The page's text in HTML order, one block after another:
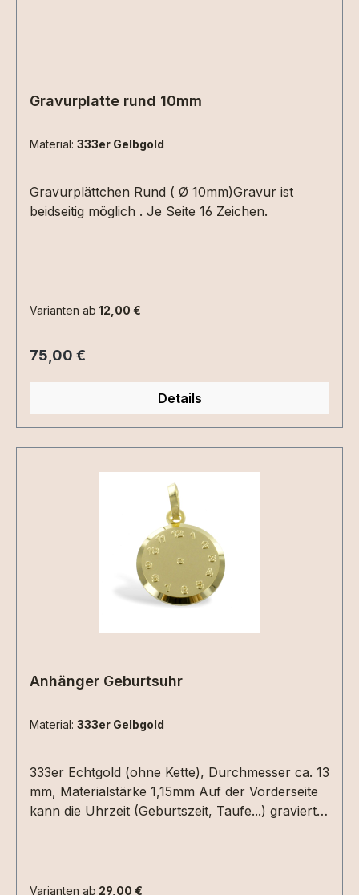
Gravurplatte rund 10mm
Material: 333er Gelbgold
Gravurplättchen Rund ( Ø 10mm)Gravur ist
beidseitig möglich . Je Seite 16 Zeichen.
Varianten ab 12,00 €
Regulärer Preis:
75,00 €
Details
Anhänger Geburtsuhr
Material: 333er Gelbgold
333er Echtgold (ohne Kette), Durchmesser ca. 13
mm, Materialstärke 1,15mm Auf der Vorderseite
kann die Uhrzeit (Geburtszeit, Taufe...) graviert
Zeichen.Bitte die entsprechenden
Varianten ab 29,00 €